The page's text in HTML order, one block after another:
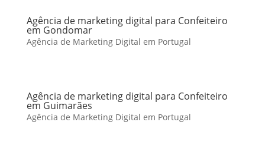
Agência de marketing digital para Confeiteiro
em Gondomar
Agência de Marketing Digital em Portugal
Agência de marketing digital para Confeiteiro
em Guimarães
Agência de Marketing Digital em Portugal